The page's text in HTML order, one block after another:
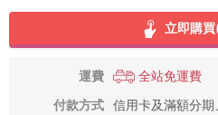
立即購
運費
全站免運費
付款方式 信用卡及滿額分